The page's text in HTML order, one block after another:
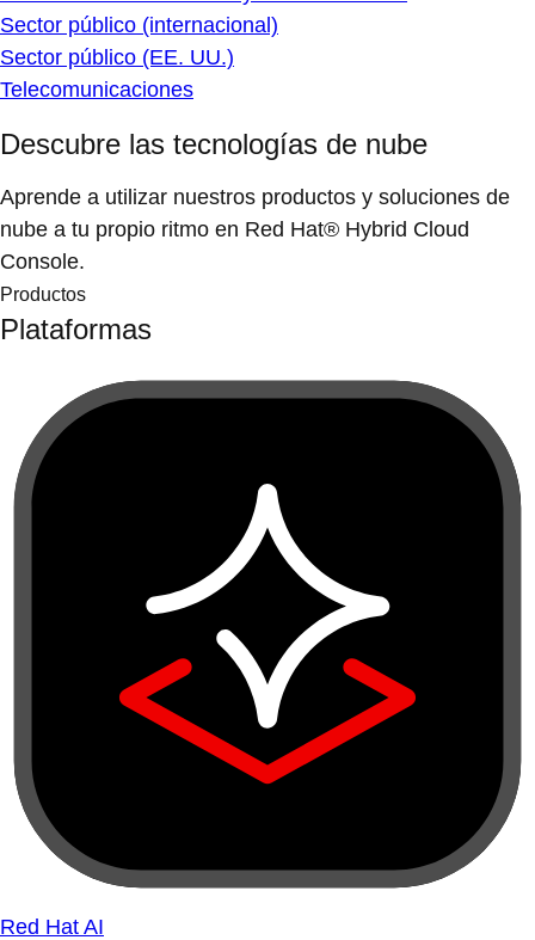
Sector público (internacional)
Sector público (EE. UU.)
Telecomunicaciones
Descubre las tecnologías de nube
Aprende a utilizar nuestros productos y soluciones de
nube a tu propio ritmo en Red Hat® Hybrid Cloud
Console.
Productos
Plataformas
Red Hat AI